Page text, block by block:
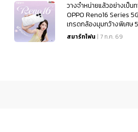
วางจำหน่ายแล้วอย่างเป็น
OPPO Reno16 Series
เกรดกล้องมุมกว้างพิเศษ
กว้าง 0.6x
สมาร์ทโฟน | 7 ก.ค. 69